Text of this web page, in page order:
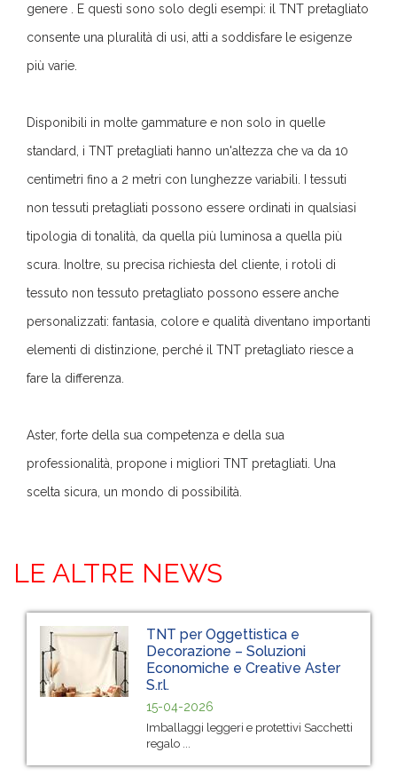
genere . E questi sono solo degli esempi: il TNT pretagliato
consente una pluralità di usi, atti a soddisfare le esigenze
più varie.
Disponibili in molte gammature e non solo in quelle
standard, i TNT pretagliati hanno un'altezza che va da 10
centimetri fino a 2 metri con lunghezze variabili. I tessuti
non tessuti pretagliati possono essere ordinati in qualsiasi
tipologia di tonalità, da quella più luminosa a quella più
scura. Inoltre, su precisa richiesta del cliente, i rotoli di
tessuto non tessuto pretagliato possono essere anche
personalizzati: fantasia, colore e qualità diventano importanti
elementi di distinzione, perché il TNT pretagliato riesce a
fare la differenza.
Aster, forte della sua competenza e della sua
professionalità, propone i migliori TNT pretagliati. Una
scelta sicura, un mondo di possibilità.
LE ALTRE NEWS
TNT per Oggettistica e
Decorazione – Soluzioni
Economiche e Creative Aster
S.r.l.
15-04-2026
Imballaggi leggeri e protettivi Sacchetti
regalo ...